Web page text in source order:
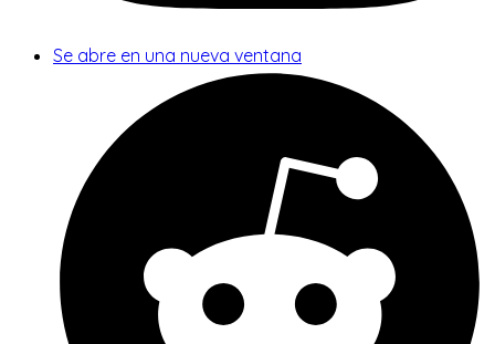
Se abre en una nueva ventana